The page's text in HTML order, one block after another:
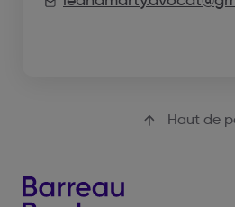
Haut de